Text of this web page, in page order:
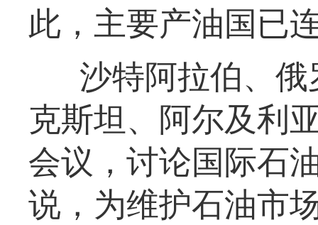
此，主要产油国已
沙特阿拉伯、
克斯坦、阿尔及利
会议，讨论国际石
说，为维护石油市